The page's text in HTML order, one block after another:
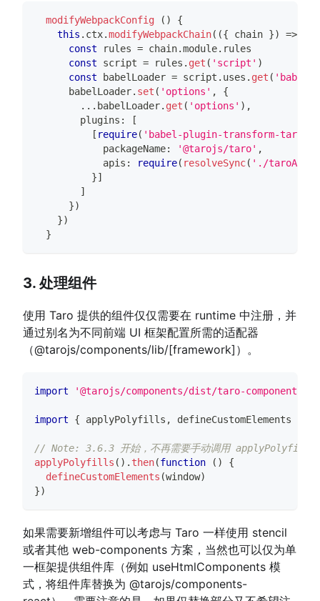
modifyWebpackConfig ( )
{
this . ctx.modifyWebpackChain( ({ chain }) =>
const rules = chain.module. rules
const script = rules . get ( 'script' )
const babelLoader = script . uses . get (
      babelLoader
. set ( 'options' ,
{
... babelLoader. get ( 'options' ) ,
        plugins
:
[
[ require( 'babel-plugin-transform-
            packageName
: '@tarojs/taro' ,
            apis
: require( resolveSync( './taroApis'
}]
]
})
})
}
3. 处理组件
使用 Taro 提供的组件仅仅需要在 runtime 中注册，并
通过别名为不同前端 UI 框架配置所需的适配器
（@tarojs/components/lib/[framework] ）。
import '@tarojs/components/dist/taro-components/
import { applyPolyfills , defineCustomElements
// Note: 3.6.3 开始，不再需要手动调用 applyPolyfills
applyPolyfills ( ) . then(function ( )
{
defineCustomElements (window)
})
如果需要新增组件可以考虑与 Taro 一样使用 stencil
或者其他 web-components 方案，当然也可以仅为单
一框架提供组件库（例如 useHtmlComponents 模
式，将组件库替换为 @tarojs/components-